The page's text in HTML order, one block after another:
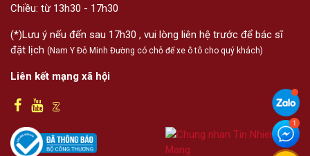
Chiều: từ 13h30 - 17h30
(*)Lưu ý nếu đến sau 17h30 , vui lòng liên hệ trước để bác sĩ
đặt lịch (Nam Y Đỗ Minh Đường có chỗ để xe ô tô cho quý khách)
Liên kết mạng xã hội